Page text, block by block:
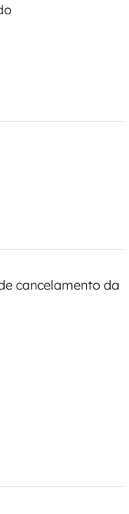
cancelamento da